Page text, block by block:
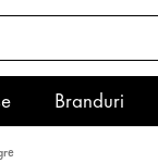
Branduri